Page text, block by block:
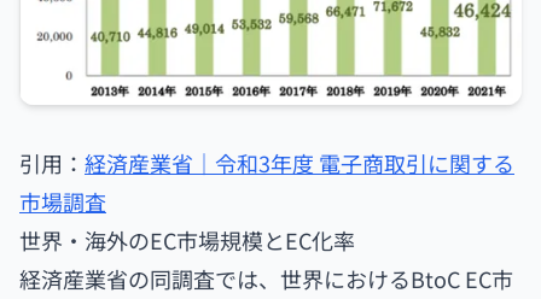
引用： 経済産業省｜令和3年度 電子商取引に関する
市場調査
世界・海外のEC市場規模とEC化率
経済産業省の同調査では、世界におけるBtoC EC市